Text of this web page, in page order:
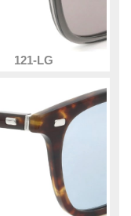
121-LG